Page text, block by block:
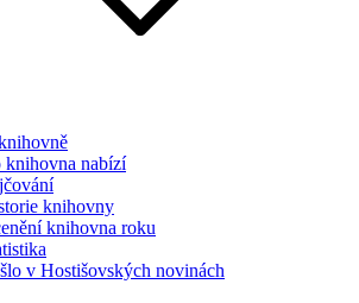
knihovna nabízí
knihovny
knihovna roku
v Hostišovských novinách